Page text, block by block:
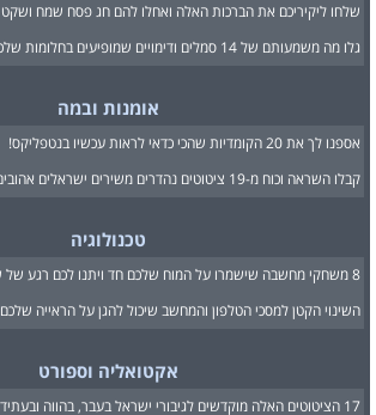
שלחו ליקיריכם את הברכות האלה ואחלו להם חג פסח שמח ושקט
גלו מה משמעותם של 14 סמלים ודימויים שמופיעים בחלומות שלכם
אומנות ובמה
אספנו לך את 20 הקומדיות שהכי כדאי לראות עכשיו בנטפליקס!
קבלו השראה וכוח מ-19 ציטוטים נהדרים משירים ישראלים אהובים
טכנולוגיה
8 משחקי מחשבה שישמרו על המוח שלכם חד ויתנו לכם רגע של שקט
השינוי הקטן למסכי הטלפון והמחשב שיכול להגן על הראייה שלכם
אקטואליה וספורט
17 הציטוטים האלה מוקדשים לגיבורי ישראל בעבר, בהווה ובעתיד